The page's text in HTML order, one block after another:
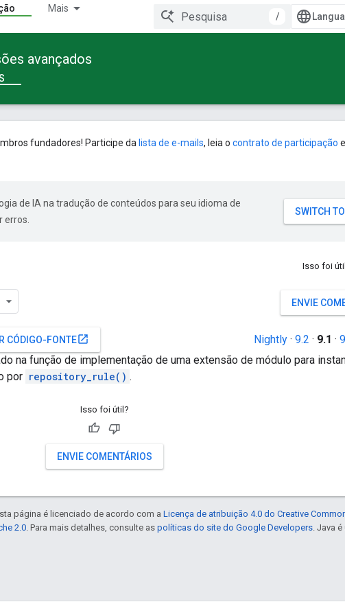
Mais
/
avançados
fundadores! Participe da lista de e-mails, leia o contrato de participação e
de IA na tradução de conteúdos para seu idioma de
Isso foi
ENVIE
CÓDIGO-FONTEopen_in_new Nightly · 9.2 · 9.1 ·
na função de implementação de uma extensão de módulo para
por repository_rule() .
Isso foi útil?
ENVIE COMENTÁRIOS
página é licenciado de acordo com a Licença de atribuição 4.0 do Creative
2.0. Para mais detalhes, consulte as políticas do site do Google Developers. Java